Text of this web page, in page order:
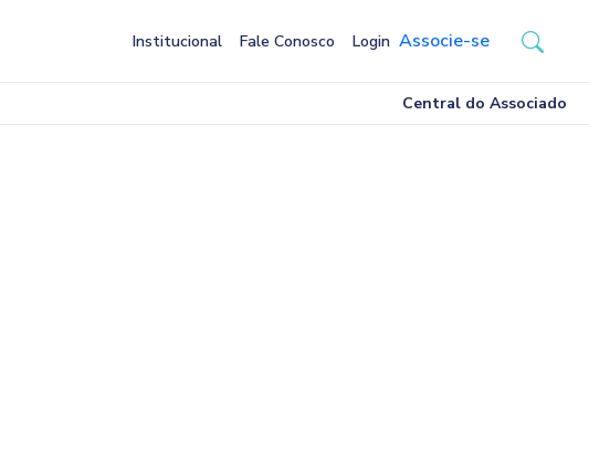
Institucional Fale Conosco Login Associe-se
Central do Associado